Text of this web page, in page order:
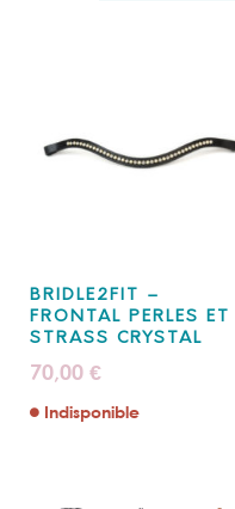
BRIDLE2FIT –
FRONTAL PERLES ET
STRASS CRYSTAL
70,00 €
Indisponible